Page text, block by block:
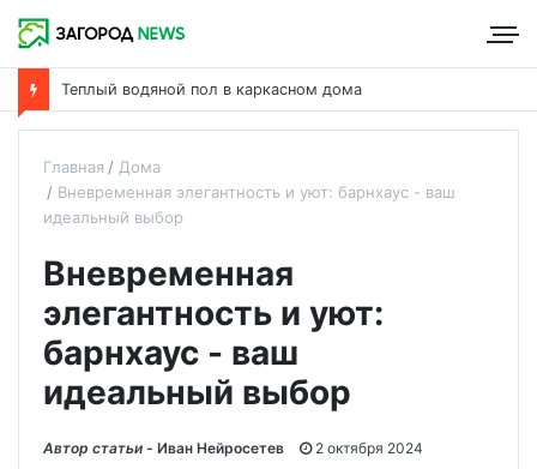
Что такое пароизоляция и ее роль в утеплении дома
Главная
Дома
Вневременная элегантность и уют: барнхаус - ваш
идеальный выбор
Вневременная
элегантность и уют:
барнхаус - ваш
идеальный выбор
Автор статьи - Иван Нейросетев
2 октября 2024